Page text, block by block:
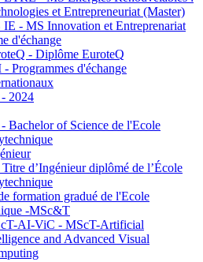
et Entrepreneuriat (Master)
IE - MS Innovation et Entreprenariat
d'échange
- Diplôme EuroteQ
- Programmes d'échange
2024
Bachelor of Science de l'Ecole
d’Ingénieur diplômé de l’École
formation gradué de l'Ecole
-MSc&T
AI-ViC - MScT-Artificial
and Advanced Visual